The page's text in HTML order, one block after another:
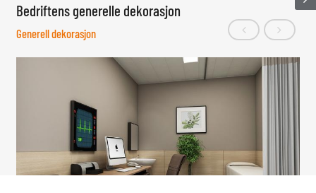
Bedriftens generelle dekorasjon
Generell dekorasjon